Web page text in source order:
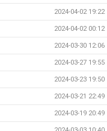
2024-04-02 19:22
2024-04-02 00:12
2024-03-30 12:06
2024-03-27 19:55
2024-03-23 19:50
2024-03-21 22:49
2024-03-19 20:49